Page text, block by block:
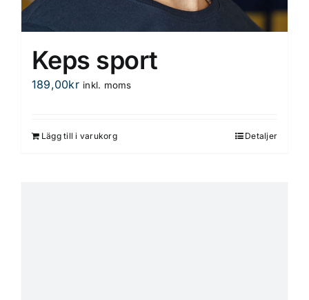
Keps sport
189,00kr inkl. moms
Lägg till i varukorg Detaljer